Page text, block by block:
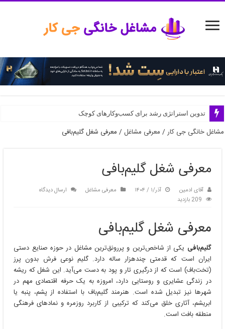
تدوین استراتژی رشد برای کسب‌وکارهای کوچک
مدیریت منابع انسانی در استارتاپ‌ها
مشاغل خانگی جی کار/ معرفی مشاغل/ معرفی شغل گلیم‌بافی
معرفی شغل گلیم‌بافی
آقای ادمین آذر/۱ / ۱۴۰۴ معرفی مشاغل
ارسال دیدگاه
209 بازدید
معرفی شغل گلیم‌بافی
گلیم‌بافی یکی از شاخص‌ترین و پررونق‌ترین مشاغل در حوزه صنایع دستی
ایران است که قدمتی چندهزار ساله دارد. گلیم نوعی فرش بدون پرز
(تخت‌باف) است که از درگیری تار و پود به دست می‌آید. این شغل که ریشه
در زندگی عشایری و روستایی دارد، امروزه به یک حرفه اقتصادی مهم در
شهرها نیز تبدیل شده است. هنرمند گلیم‌باف با استفاده از پشم، پنبه یا
ابریشم، آثاری خلق می‌کند که ترکیبی از کاربرد روزمره و نمادهای فرهنگی
منطقه بافت است.